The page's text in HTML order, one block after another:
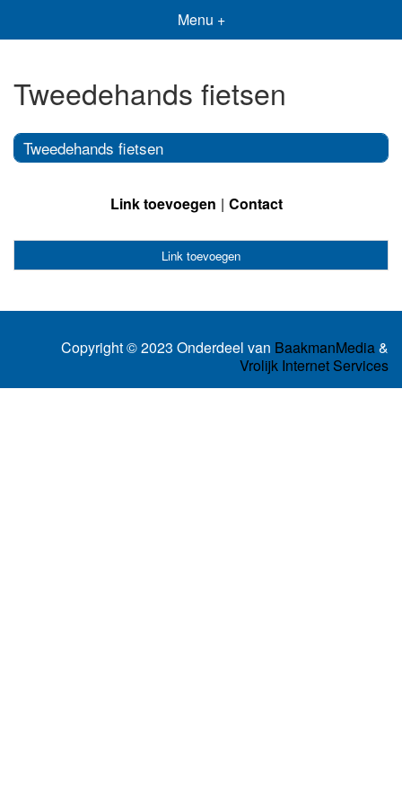
Menu +
Tweedehands fietsen
Tweedehands fietsen
Link toevoegen Contact
Link toevoegen
Copyright © 2023 Onderdeel van BaakmanMedia&
Vrolijk Internet Services